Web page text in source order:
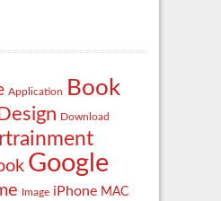
Application Book
Design Download
Google
Image iPhone MAC